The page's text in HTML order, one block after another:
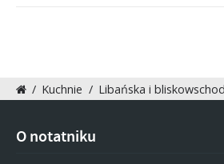
/ Kuchnie / Libańska i
O notatniku